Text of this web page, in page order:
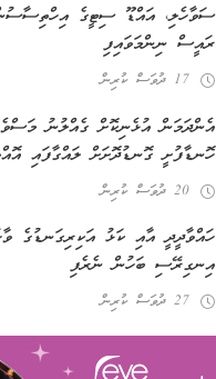
ސަވާހެލި، އައްޑޫ ސިޓީގެ
ރައީސް ނިންމަވައިފި
17 ދުވަސް ކުރިން
އެންދަމަން އުޅެނިކޮށް ގެއްލުނު
ހޮނޑާފުށީ ގޮނޑުދޮށަށް ލައްގާފައި
20 ދުވަސް ކުރިން
ހައްވާދީދީ އާއި ކަޅު އަކިރިގަނޑުގެ
އިނގިރޭސި ބަހުން ނެރެފި
27 ދުވަސް ކުރިން